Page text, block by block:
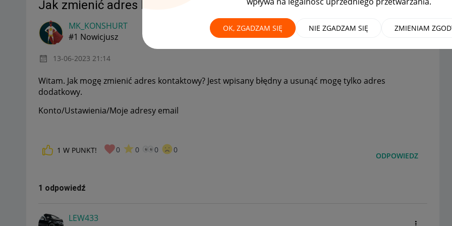
OK, ZGADZAM SIĘ NIE ZGADZAM SIĘ ZMIENIAM
Jak zmienić adres kontaktowy?
MK_KONSHURT
#1 Nowicjusz
‎13-06-2023 21:14
Witam. Jak mogę zmienić adres kontaktowy? Jest wpisany błędny a usunąć mogę tylko adres
dodatkowy.
Konto/Ustawienia/Moje adresy email
1 W PUNKT! 0 0 0 0
ODPOWIEDZ
1 odpowiedź
LEW433